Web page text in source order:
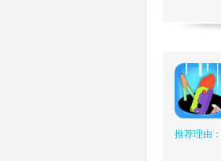
推荐理由：